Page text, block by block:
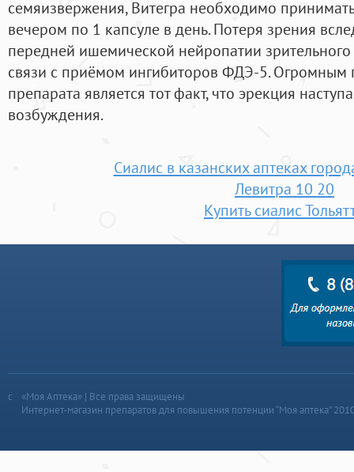
семяизвержения, Витегра необходимо
вечером по 1 капсуле в день. Потеря зрения
передней ишемической нейропатии
связи с приёмом ингибиторов ФДЭ-5. Огромным
препарата является тот факт, что эрекция
возбуждения.
Сиалис в казанских аптеках
Левитра 10 20
Купить сиалис
«Моя Аптека» | Все права защищены
Интернет-магазин препаратов для повышения потенции “Моя аптека”